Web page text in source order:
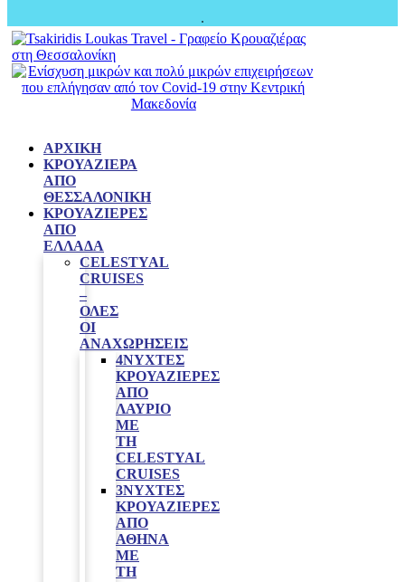
ΑΡΧΙΚΉ
ΚΡΟΥΑΖΙΈΡΑ
ΑΠΌ
ΘΕΣΣΑΛΟΝΊΚΗ
ΚΡΟΥΑΖΙΈΡΕΣ
ΑΠΌ
ΕΛΛΆΔΑ
CELESTYAL
CRUISES
–
ΟΛΕΣ
ΟΙ
ΑΝΑΧΩΡΗΣΕΙΣ
4ΝΥΧΤΕΣ
ΚΡΟΥΑΖΙΈΡΕΣ
ΑΠΌ
ΛΑΎΡΙΟ
ΜΕ
ΤΗ
CELESTYAL
CRUISES
3ΝΥΧΤΕΣ
ΚΡΟΥΑΖΙΈΡΕΣ
ΑΠΌ
ΑΘΉΝΑ
ΜΕ
ΤΗ